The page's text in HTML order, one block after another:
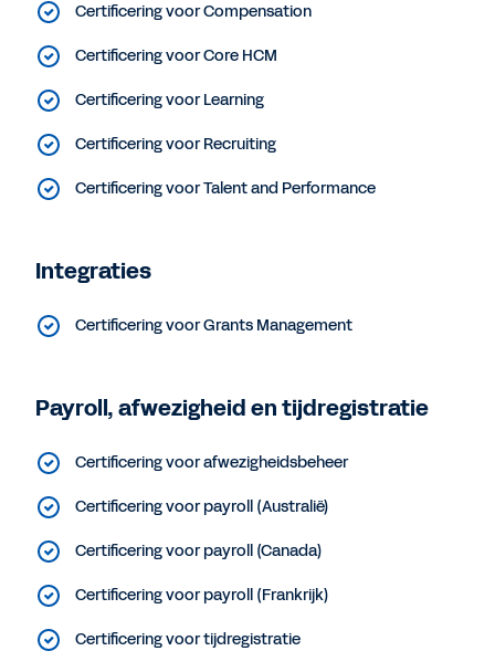
Certificering voor Compensation
Certificering voor Core HCM
Certificering voor Learning
Certificering voor Recruiting
Certificering voor Talent and Performance
Integraties
Certificering voor Grants Management
Payroll, afwezigheid en tijdregistratie
Certificering voor afwezigheidsbeheer
Certificering voor payroll (Australië)
Certificering voor payroll (Canada)
Certificering voor payroll (Frankrijk)
Certificering voor tijdregistratie